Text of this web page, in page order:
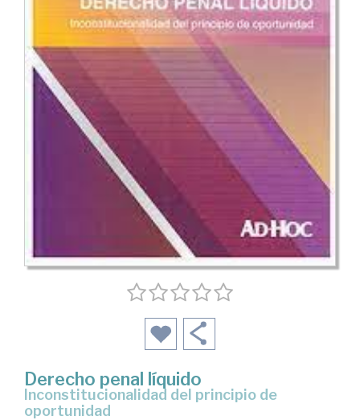
Derecho penal líquido
inconstitucionalidad del principio de
oportunidad